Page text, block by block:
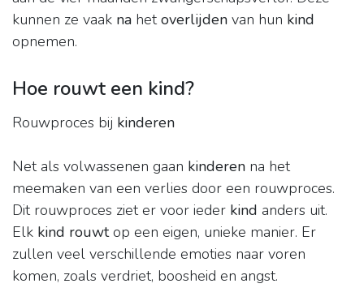
kunnen ze vaak na hetoverlijden van hun kind
opnemen.
Hoe rouwt een kind?
Rouwproces bij kinderen
Net als volwassenen gaan kinderen na het
meemaken van een verlies door een rouwproces.
Dit rouwproces ziet er voor ieder kind anders uit.
Elk kind rouwtop een eigen, unieke manier. Er
zullen veel verschillende emoties naar voren
komen, zoals verdriet, boosheid en angst.